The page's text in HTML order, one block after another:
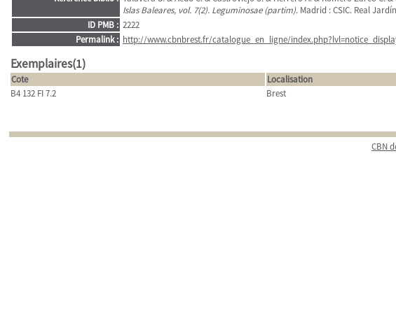
Islas Baleares, vol. 7(2). Leguminosae (partim). Madrid : CSIC. Real
ID PMB : 2222
Permalink : http://www.cbnbrest.fr/catalogue_en_ligne/
Exemplaires(1)
Cote Localisation
B4 132 FI 7.2
Brest
CBN